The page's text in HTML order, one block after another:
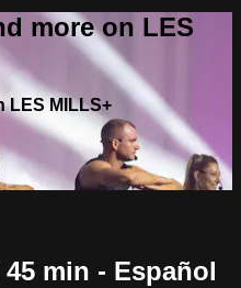
more on LES
LES MILLS+
45 min - Español